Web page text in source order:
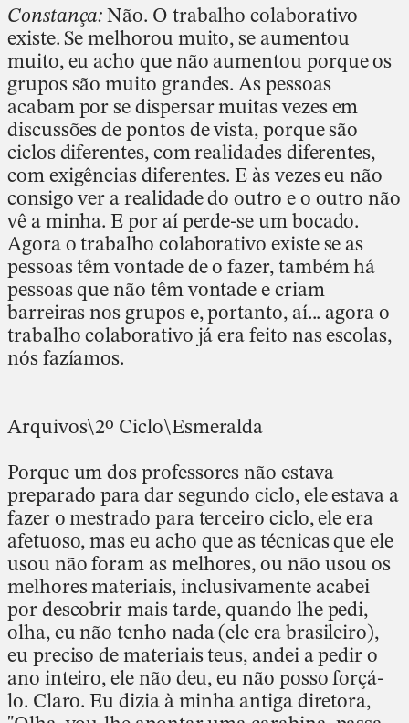
Constança:Não. O trabalho colaborativo
existe. Se melhorou muito, se aumentou
muito, eu acho que não aumentou porque os
grupos são muito grandes. As pessoas
acabam por se dispersar muitas vezes em
discussões de pontos de vista, porque são
ciclos diferentes, com realidades diferentes,
com exigências diferentes. E às vezes eu não
consigo ver a realidade do outro e o outro não
vê a minha. E por aí perde-se um bocado.
Agora o trabalho colaborativo existe se as
pessoas têm vontade de o fazer, também há
pessoas que não têm vontade e criam
barreiras nos grupos e, portanto, aí... agora o
trabalho colaborativo já era feito nas escolas,
nós fazíamos.
Arquivos\2º Ciclo\Esmeralda
Porque um dos professores não estava
preparado para dar segundo ciclo, ele estava a
fazer o mestrado para terceiro ciclo, ele era
afetuoso, mas eu acho que as técnicas que ele
usou não foram as melhores, ou não usou os
melhores materiais, inclusivamente acabei
por descobrir mais tarde, quando lhe pedi,
olha, eu não tenho nada (ele era brasileiro),
eu preciso de materiais teus, andei a pedir o
ano inteiro, ele não deu, eu não posso forçá-
lo. Claro. Eu dizia à minha antiga diretora,